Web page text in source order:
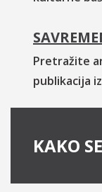
Pretražite
publikacija
KAKO